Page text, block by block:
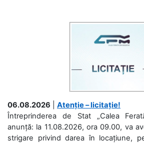
06.08.2026
Atenție – licitație!
Întreprinderea de Stat „Calea
anunță: la 11.08.2026, ora 09.00, va
strigare privind darea în locațiune,